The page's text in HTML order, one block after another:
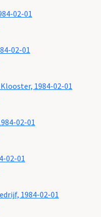
02-01
02-01
1984-02-01
02-01
02-01
1984-02-01